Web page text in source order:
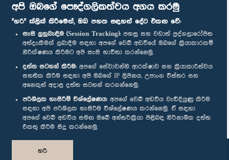
අපි ඔබගේ පෞද්ගලිකත්වය අගය කරමු
"හරි" ක්ලික් කිරීමෙන්, ඔබ පහත සඳහන් දේට එකඟ වේ:
සැසි ලුහුබැඳීම (Session Tracking): පහසු සහ වඩාත් පුද්ගලාරෝපිත
අත්දැකීමක් ලබාදීම සඳහා අපගේ වෙබ් අඩවියේ ඔබගේ ක්‍රියාකාරකම්
නිරීක්ෂණය කිරීමට අපි සැසි භාවිතා කරන්නෙමු.
දත්ත සටහන් කිරීම: අපගේ සේවාවන්හි ආරක්ෂාව සහ ක්‍රියාකාරීත්වය
සහතික කිරීම සඳහා අපි ඔබගේ IP ලිපිනය, උපාංග විස්තර සහ
අනෙකුත් අදාළ දත්ත සටහන් කරගන්නෙමු.
පරිශීලක හැසිරීම් විශ්ලේෂණය: අපගේ වෙබ් අඩවිය වැඩිදියුණු කිරීම
සඳහා අපි පරිශීලක හැසිරීම විශ්ලේෂණය කරන්නෙමු. ඒ සඳහා
අපගේ වෙබ් අඩවිය සමඟ ඔබේ අන්තර්ක්‍රියා පිළිබඳ නිර්නාමික දත්ත
එකතු කිරීම සිදු කරන්නෙමු.
හරි
පාර්ලිමේන්තු ජංගම යෙදුම
අප හා සම්බන්ධ වී සිටින්න :
සම්මාන
පෞද්ගලිකත්ව ප්‍රතිපත්තිය